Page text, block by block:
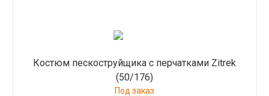
Костюм пескоструйщика с перчатками Zitrek
(50/176)
Под заказ